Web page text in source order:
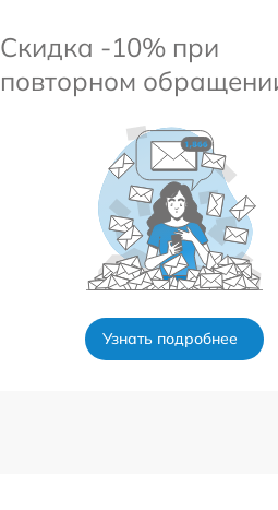
Скидка -10% при
повторном
Узнать подробнее